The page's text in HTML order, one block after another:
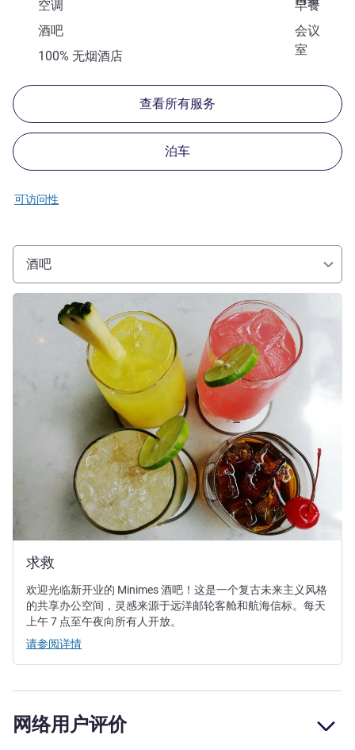
空调
早餐
酒吧
会议
室
100% 无烟酒店
查看所有服务
泊车
可访问性
酒吧
求救
请参阅详情
欢迎光临新开业的 Minimes 酒吧！这是一个复古未来主义风格
的共享办公空间，灵感来源于远洋邮轮客舱和航海信标。每天
上午 7 点至午夜向所有人开放。
请参阅详情
网络用户评价